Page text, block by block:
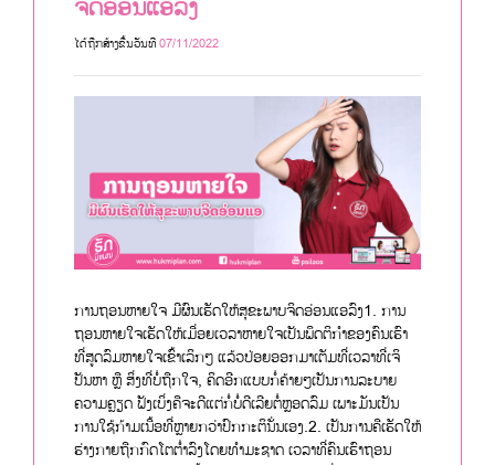
ຈິດອ່ອນແອລົງ
ໄດ້ຖືກສ້າງຂື້ນວັນທີ07/11/2022
ການຖອນຫາຍໃຈ ມີຜົນເຮັດໃຫ້ສຸຂະພາບຈິດອ່ອນແອລົງ1. ການ
ຖອນຫາຍໃຈເຮັດໃຫ້ເມື່ອຍເວລາຫາຍໃຈເປັນພຶດຕິກຳຂອງຄົນເຮົາ
ທີ່ສູດລົມຫາຍໃຈເຂົ້າເລິກໆ ແລ້ວປ່ອຍອອກມາເຕັມທີ່ເວລາທີ່ເຈິ
ປັນຫາ ຫຼື ສິ່ງທີ່ບໍ່ຖືກໃຈ, ຄິດອີກແບບກໍ່ຄ້າຍໆເປັນການລະບາຍ
ຄວາມຄຼຽດ ຟັງເບິ່ງຄືຈະດີແຕ່ກໍ່ບໍ່ດີເລີຍຕໍ່ຫຼອດລົມ ເພາະມັນເປັນ
ການໃຊ້ກ້າມເນື້ອທີ່ຫຼາຍກວ່າປົກກະຕິນັ່ນເອງ.2. ເປັນການຄືເຮັດໃຫ້
ຮ່າງກາຍຖືກກົດໂຕຕ່ຳລົງໂດຍທຳມະຊາດ ເວລາທີ່ຄົນເຮົາຖອນ